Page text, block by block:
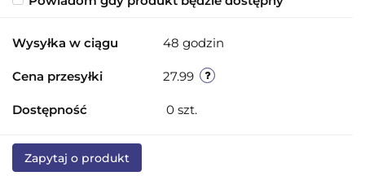
Wysyłka w ciągu 48 godzin
Cena przesyłki 27.99
Dostępność 0 szt.
Zapytaj o produkt